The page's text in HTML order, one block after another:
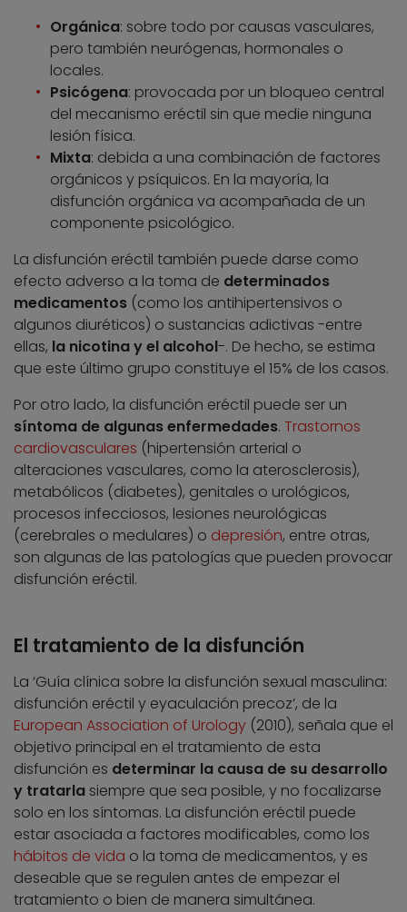
Orgánica: sobre todo por causas vasculares,
pero también neurógenas, hormonales o
locales.
Psicógena: provocada por un bloqueo central
del mecanismo eréctil sin que medie ninguna
lesión física.
Mixta: debida a una combinación de factores
orgánicos y psíquicos. En la mayoría, la
disfunción orgánica va acompañada de un
componente psicológico.
La disfunción eréctil también puede darse como
efecto adverso a la toma de determinados
medicamentos (como los antihipertensivos o
algunos diuréticos) o sustancias adictivas -entre
ellas, la nicotina y el alcohol-. De hecho, se estima
que este último grupo constituye el 15% de los casos.
Por otro lado, la disfunción eréctil puede ser un
síntoma de algunas enfermedades. Trastornos
cardiovasculares (hipertensión arterial o
alteraciones vasculares, como la aterosclerosis),
metabólicos (diabetes), genitales o urológicos,
procesos infecciosos, lesiones neurológicas
(cerebrales o medulares) o depresión, entre otras,
son algunas de las patologías que pueden provocar
disfunción eréctil.
El tratamiento de la disfunción
La ‘Guía clínica sobre la disfunción sexual masculina:
disfunción eréctil y eyaculación precoz’, de la
European Association of Urology (2010), señala que el
objetivo principal en el tratamiento de esta
disfunción es determinar la causa de su desarrollo
y tratarla siempre que sea posible, y no focalizarse
solo en los síntomas. La disfunción eréctil puede
estar asociada a factores modificables, como los
hábitos de vida o la toma de medicamentos, y es
deseable que se regulen antes de empezar el
tratamiento o bien de manera simultánea.